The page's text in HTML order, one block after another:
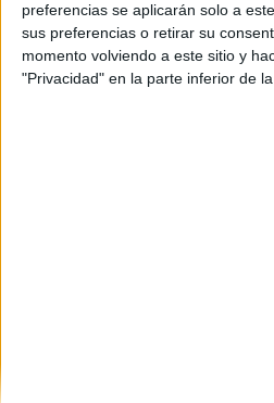
preferencias se aplicarán solo a
sus preferencias o retirar su
momento volviendo a este sitio y
"Privacidad" en la parte inferior de
5.Ceuta, con la Roja: todos
Mundial